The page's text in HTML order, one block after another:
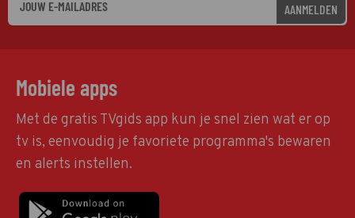
AANMELDEN
Mobiele apps
Met de gratis TVgids app kun je snel zien wat er op
tv is, eenvoudig je favoriete programma's bewaren
en alerts instellen.